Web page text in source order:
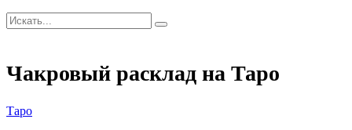
Чакровый расклад на Таро
Таро